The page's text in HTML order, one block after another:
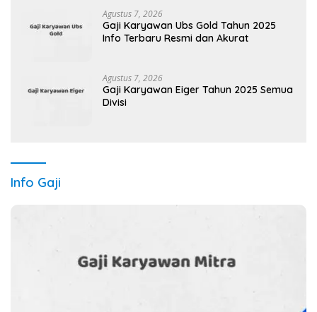
Agustus 7, 2026
Gaji Karyawan Ubs Gold Tahun 2025
Info Terbaru Resmi dan Akurat
Agustus 7, 2026
Gaji Karyawan Eiger Tahun 2025 Semua
Divisi
Info Gaji